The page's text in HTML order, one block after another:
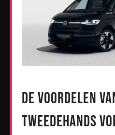
De voordelen
tweedehands